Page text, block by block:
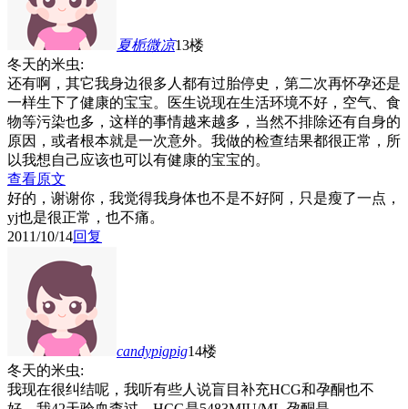
夏栀微凉13楼
冬天的米虫:
还有啊，其它我身边很多人都有过胎停史，第二次再怀孕还是
一样生下了健康的宝宝。医生说现在生活环境不好，空气、食
物等污染也多，这样的事情越来越多，当然不排除还有自身的
原因，或者根本就是一次意外。我做的检查结果都很正常，所
以我想自己应该也可以有健康的宝宝的。
查看原文
好的，谢谢你，我觉得我身体也不是不好阿，只是瘦了一点，
yj也是很正常，也不痛。
2011/10/14回复
candypigpig14楼
冬天的米虫:
我现在很纠结呢，我听有些人说盲目补充HCG和孕酮也不